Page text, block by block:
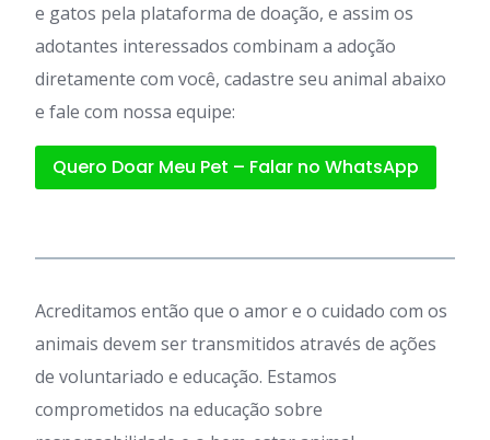
e gatos pela plataforma de doação, e assim os
adotantes interessados combinam a adoção
diretamente com você, cadastre seu animal abaixo
e fale com nossa equipe:
Quero Doar Meu Pet – Falar no WhatsApp
Acreditamos então que o amor e o cuidado com os
animais devem ser transmitidos através de ações
de voluntariado e educação. Estamos
comprometidos na educação sobre